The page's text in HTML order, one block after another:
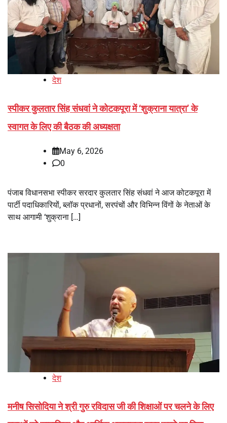
देश
स्पीकर कुलतार सिंह संधवां ने कोटकपूरा में ‘शुक्राना यात्रा’ के
स्वागत के लिए की बैठक की अध्यक्षता
May 6, 2026
0
पंजाब विधानसभा स्पीकर सरदार कुलतार सिंह संधवां ने आज कोटकपूरा में
पार्टी पदाधिकारियों, ब्लॉक प्रधानों, सरपंचों और विभिन्न विंगों के नेताओं के
साथ आगामी ‘शुक्राना […]
देश
मनीष सिसोदिया ने श्री गुरु रविदास जी की शिक्षाओं पर चलने के लिए